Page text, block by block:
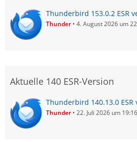
Thunderbird 153.0.2 ESR
Thunder 4. August 2026 um
Aktuelle 140 ESR-Version
Thunderbird 140.13.0
Thunder 22. Juli 2026 um 19:16